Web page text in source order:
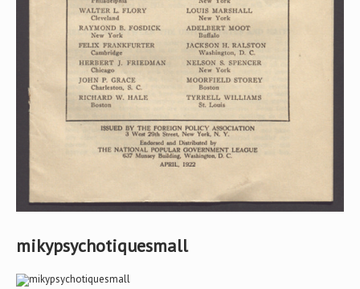
mikypsychotiquesmall